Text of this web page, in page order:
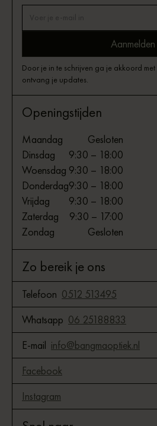
Door je in te schrijven ga je akkoord met
ontvang je updates.
Openingstijden
Maandag
Gesloten
Dinsdag
9:30 – 18:00
Woensdag 9:30 – 18:00
Donderdag9:30 – 18:00
Vrijdag
9:30 – 18:00
Zaterdag
9:30 – 17:00
Zondag
Gesloten
Zo bereik je ons
Telefoon 0512 513495
Whatsapp 06 25188833
E-mail info@bangmaoptiek.nl
Facebook
Instagram